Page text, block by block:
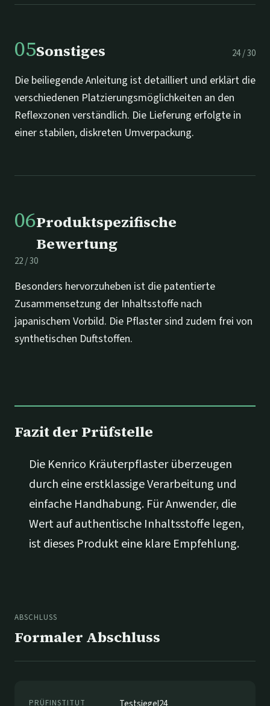
05Sonstiges 24/30
Die beiliegende Anleitung ist detailliert und erklärt die
verschiedenen Platzierungsmöglichkeiten an den
Reflexzonen verständlich. Die Lieferung erfolgte in
einer stabilen, diskreten Umverpackung.
06Produktspezifische
Bewertung
22/30
Besonders hervorzuheben ist die patentierte
Zusammensetzung der Inhaltsstoffe nach
japanischem Vorbild. Die Pflaster sind zudem frei von
synthetischen Duftstoffen.
Fazit der Prüfstelle
Die Kenrico Kräuterpflaster überzeugen
durch eine erstklassige Verarbeitung und
einfache Handhabung. Für Anwender, die
Wert auf authentische Inhaltsstoffe legen,
ist dieses Produkt eine klare Empfehlung.
ABSCHLUSS
Formaler Abschluss
PRÜFINSTITUT